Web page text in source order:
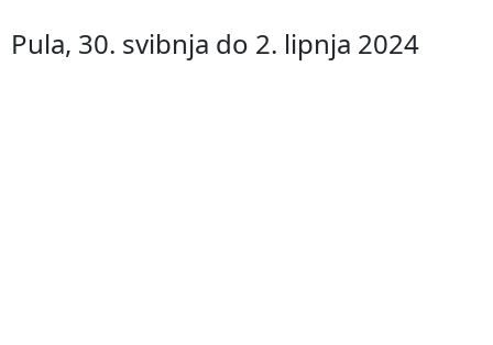
Pula, 30. svibnja do 2. lipnja 2024